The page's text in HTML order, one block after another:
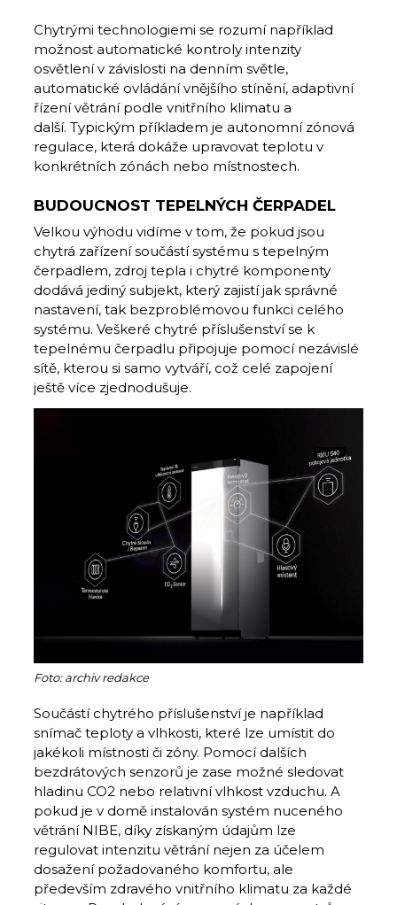
Chytrými technologiemi se rozumí například
možnost automatické kontroly intenzity
osvětlení v závislosti na denním světle,
automatické ovládání vnějšího stínění, adaptivní
řízení větrání podle vnitřního klimatu a
další. Typickým příkladem je autonomní zónová
regulace, která dokáže upravovat teplotu v
konkrétních zónách nebo místnostech.
BUDOUCNOST TEPELNÝCH ČERPADEL
Velkou výhodu vidíme v tom, že pokud jsou
chytrá zařízení součástí systému s tepelným
čerpadlem, zdroj tepla i chytré komponenty
dodává jediný subjekt, který zajistí jak správné
nastavení, tak bezproblémovou funkci celého
systému. Veškeré chytré příslušenství se k
tepelnému čerpadlu připojuje pomocí nezávislé
sítě, kterou si samo vytváří, což celé zapojení
ještě více zjednodušuje.
Foto: archiv redakce
Součástí chytrého příslušenství je například
snímač teploty a vlhkosti, které lze umístit do
jakékoli místnosti či zóny. Pomocí dalších
bezdrátových senzorů je zase možné sledovat
hladinu CO2 nebo relativní vlhkost vzduchu. A
pokud je v domě instalován systém nuceného
větrání NIBE, díky získaným údajům lze
regulovat intenzitu větrání nejen za účelem
dosažení požadovaného komfortu, ale
především zdravého vnitřního klimatu za každé